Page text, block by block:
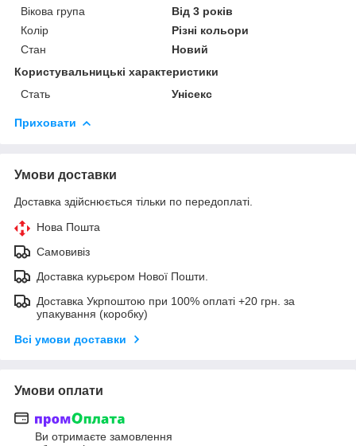
Вікова група
Від 3 років
Колір
Різні кольори
Стан
Новий
Користувальницькі характеристики
Стать
Унісекс
Приховати
Умови доставки
Доставка здійснюється тільки по передоплаті.
Нова Пошта
Самовивіз
Доставка курьєром Нової Пошти.
Доставка Укрпоштою при 100% оплаті +20 грн. за
упакування (коробку)
Всі умови доставки
Умови оплати
Ви отримаєте замовлення